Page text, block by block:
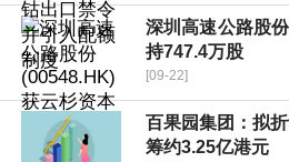
深圳高速公路股
持747.4万股
[09-22]
百果园集团：拟
筹约3.25亿港元